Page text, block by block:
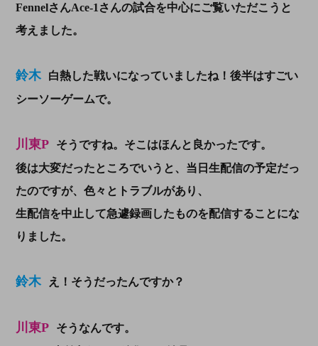
FennelさんAce-1さんの試合を中心にご覧いただこうと
考えました。
鈴木
白熱した戦いになっていましたね！後半はすごい
シーソーゲームで。
川東P
そうですね。そこはほんと良かったです。
後は大変だったところでいうと、当日生配信の予定だっ
たのですが、色々とトラブルがあり、
生配信を中止して急遽録画したものを配信することにな
りました。
鈴木 え！そうだったんですか？
川東P
そうなんです。